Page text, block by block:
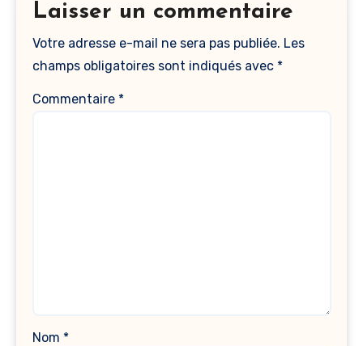
Laisser un commentaire
Votre adresse e-mail ne sera pas publiée. Les
champs obligatoires sont indiqués avec *
Commentaire *
Nom *